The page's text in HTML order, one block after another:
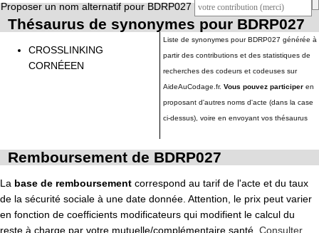
Proposer un nom alternatif pour BDRP027
Thésaurus de synonymes pour BDRP027
CROSSLINKING
CORNÉEEN
Liste de synonymes pour BDRP027 générée à
partir des contributions et des statistiques de
recherches des codeurs et codeuses sur
AideAuCodage.fr. Vous pouvez participer en
proposant d'autres noms d'acte (dans la case
ci-dessus), voire en envoyant vos thésaurus
Remboursement de BDRP027
La base de remboursement correspond au tarif de l'acte et du taux
de la sécurité sociale à une date donnée. Attention, le prix peut varier
en fonction de coefficients modificateurs qui modifient le calcul du
reste à charge par votre mutuelle/complémentaire santé. Consulter